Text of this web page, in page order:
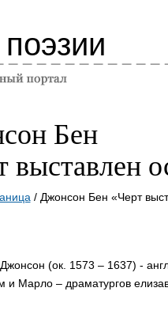
Бен
выставлен
/ Джонсон Бен «Черт
(ок. 1573 – 1637) -
и Марло – драматургов